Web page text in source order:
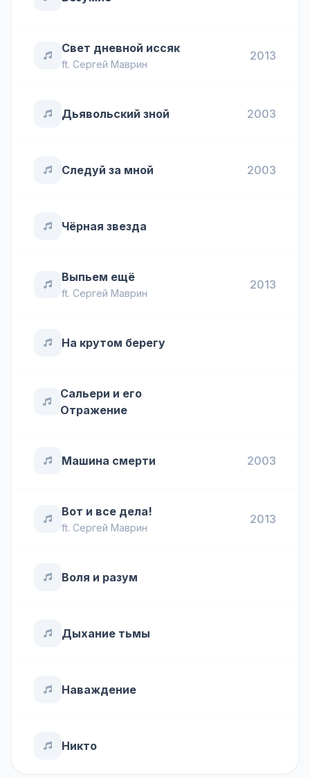
Свет дневной иссяк
ft. Сергей Маврин
2013
Дьявольский зной 2003
Следуй за мной 2003
Чёрная звезда
Выпьем ещё
ft. Сергей Маврин
2013
На крутом берегу
Сальери и его
Отражение
Машина смерти 2003
Вот и все дела!
ft. Сергей Маврин
2013
Воля и разум
Дыхание тьмы
Наваждение
Никто